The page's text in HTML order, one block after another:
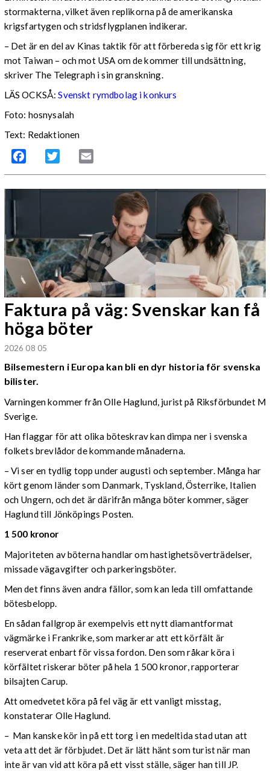
stormakterna, vilket även replikorna på de amerikanska
krigsfartygen och stridsflygplanen indikerar.
– Det är en del av Kinas taktik för att förbereda sig för ett krig
mot Taiwan – och mot USA om de kommer till undsättning,
skriver The Telegraph i sin granskning.
LÄS OCKSÅ: Svenskt rymdbolag i konkurs
Foto: hosnysalah
Text: Redaktionen
Facebook Twitter
Faktura på väg: Svenskar kan få
höga böter
2026 08 05
Bilsemestern i Europa kan bli en dyr historia för svenska
bilister.
Varningen kommer från Olle Haglund, jurist på Riksförbundet M
Sverige.
Han flaggar för att olika böteskrav kan dimpa ner i svenska
folkets brevlådor de kommande månaderna.
– Vi ser en tydlig topp under augusti och september. Många har
kört genom länder som Danmark, Tyskland, Österrike, Italien
och Ungern, och det är därifrån många böter kommer, säger
Haglund till Jönköpings Posten.
1 500 kronor
Majoriteten av böterna handlar om hastighetsöverträdelser,
missade vägavgifter och parkeringsböter.
Men det finns även andra fällor, som kan leda till omfattande
bötesbelopp.
En sådan fallgrop är exempelvis ett nytt diamantformat
vägmärke i Frankrike, som markerar att ett körfält är
reserverat enbart för vissa fordon. Den som råkar köra i
körfältet riskerar böter på hela 1 500 kronor, rapporterar
bilsajten Carup.
Att omedvetet köra på fel väg är ett vanligt misstag,
konstaterar Olle Haglund.
– Man kanske kör in på ett torg i en medeltida stad utan att
veta att det är förbjudet. Det är lätt hänt som turist när man
inte är van vid att köra på ett visst ställe, säger han till JP.